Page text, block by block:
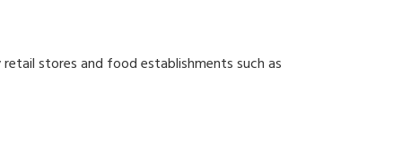
stores and food establishments such as